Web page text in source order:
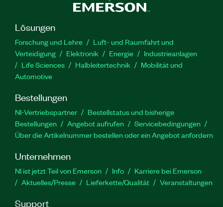
Lösungen
Forschung und Lehre
Luft- und Raumfahrt und
Verteidigung
Elektronik Energie
Industrieanlagen
Life Sciences
Halbleitertechnik
Mobilität und
Automotive
Bestellungen
NI-Vertriebspartner
Bestellstatus und bisherige
Bestellungen
Angebot aufrufen
Servicebedingungen
Über die Artikelnummer bestellen oder ein Angebot anfordern
Unternehmen
NI ist jetzt Teil von Emerson Info
Karriere bei Emerson
Aktuelles/Presse
Lieferkette/Qualität Veranstaltungen
Support